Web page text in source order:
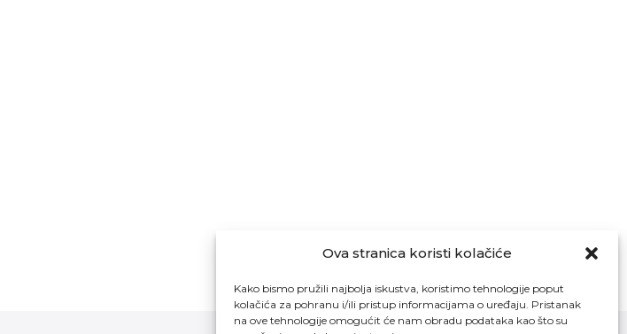
Ova stranica koristi kolačiće
Kako bismo pružili najbolja iskustva, koristimo tehnologije poput
kolačića za pohranu i/ili pristup informacijama o uređaju. Pristanak
na ove tehnologije omogućit će nam obradu podataka kao što su